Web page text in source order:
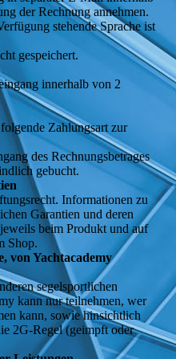
der Rechnung annehmen.
stehende Sprache ist
gespeichert.
innerhalb von 2
Zahlungsart zur
des Rechnungsbetrages
gebucht.
Informationen zu
Garantien und deren
beim Produkt und auf
Shop.
von Yachtacademy
segelsportlichen
kann nur teilnehmen, wer
kann, sowie hinsichtlich
2G-Regel (geimpft oder